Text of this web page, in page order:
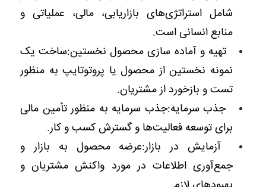
شامل استراتژی‌های بازاریابی، مالی، عملیاتی و
منابع انسانی است.
تهیه و آماده سازی محصول نخستین:ساخت یک
نمونه نخستین از محصول یا پروتوتایپ به منظور
تست و بازخورد از مشتریان.
جذب سرمایه:جذب سرمایه به منظور تأمین مالی
برای توسعه فعالیت‌ها و گسترش کسب و کار.
آزمایش در بازار:عرضه محصول به بازار و
جمع‌آوری اطلاعات در مورد واکنش مشتریان و